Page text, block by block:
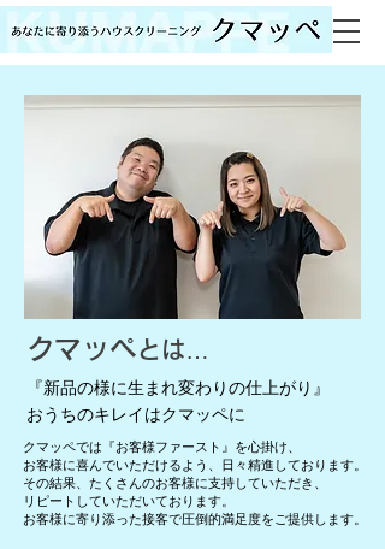
クマッペとは…
​『新品の様に生まれ変わりの仕上がり』
​おうちのキレイはクマッペに
クマッペでは『お客様ファースト』を心掛け、
​お客様に喜んでいただけるよう、日々精進しております。
その結果、たくさんのお客様に支持していただき、
リピートしていただいております。
​お客様に寄り添った接客で圧倒的満足度をご提供します。